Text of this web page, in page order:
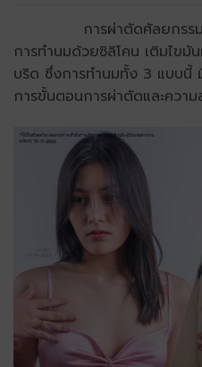
การผ่าตัดศัลยกรรมหน้า
การทำนมด้วยซิลิโคน เติมไขมั
บริด ซึ่งการทำนมทั้ง 3 แบบนี้
การขั้นตอนการผ่าตัดและควา